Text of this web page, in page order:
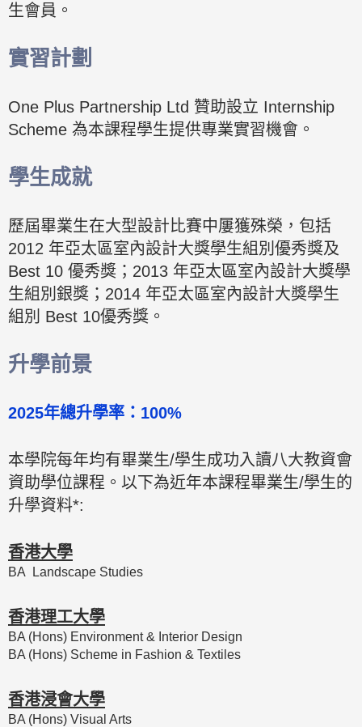
生會員。
實習計劃
One Plus Partnership Ltd 贊助設立 Internship
Scheme 為本課程學生提供專業實習機會。
學生成就
歷屆畢業生在大型設計比賽中屢獲殊榮，包括
2012 年亞太區室內設計大獎學生組別優秀獎及
Best 10 優秀獎；2013 年亞太區室內設計大獎學
生組別銀獎；2014 年亞太區室內設計大獎學生
組別 Best 10優秀獎。
升學前景
2025年總升學率：100%
本學院每年均有畢業生/學生成功入讀八大教資會
資助學位課程。以下為近年本課程畢業生/學生的
升學資料*:
香港大學
BA Landscape Studies
香港理工大學
BA (Hons) Environment & Interior Design
BA (Hons) Scheme in Fashion & Textiles
香港浸會大學
BA (Hons) Visual Arts